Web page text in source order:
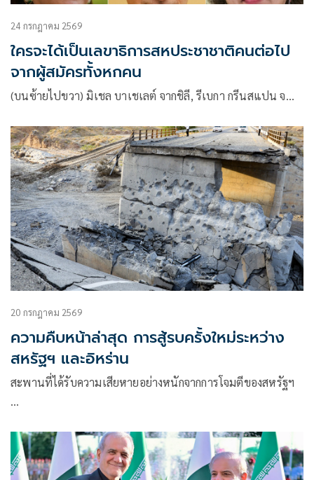
24 กรกฎาคม 2569
ใครจะได้เป็นเลขาธิการสหประชาชาติคนต่อไป
จากผู้สมัครทั้งหกคน
(บนซ้ายไปขวา) มิเชล บาเชเลต์ จากชิลี, รีเบกา กรีนสแปน จ…
20 กรกฎาคม 2569
ความคืบหน้าล่าสุด การสู้รบครั้งใหม่ระหว่าง
สหรัฐฯ และอิหร่าน
สะพานที่ได้รับความเสียหายอย่างหนักจากการโจมตีของสหรัฐฯ
…